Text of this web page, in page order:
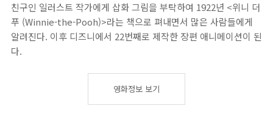
친구인 일러스트 작가에게 삽화 그림을 부탁하여 1922년 <위니 더
푸 (Winnie-the-Pooh)>라는 책으로 펴내면서 많은 사람들에게
알려진다. 이후 디즈니에서 22번째로 제작한 장편 애니메이션이 된
다.
영화정보 보기